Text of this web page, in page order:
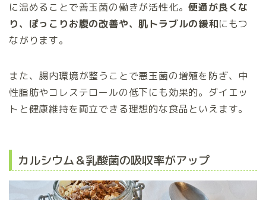
に温めることで善玉菌の働きが活性化。便通が良くな
り、ぽっこりお腹の改善や、肌トラブルの緩和にもつ
ながります。
また、腸内環境が整うことで悪玉菌の増殖を防ぎ、中
性脂肪やコレステロールの低下にも効果的。ダイエッ
トと健康維持を両立できる理想的な食品といえます。
カルシウム＆乳酸菌の吸収率がアップ